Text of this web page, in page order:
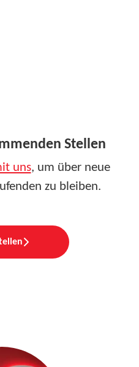
Stellen
uns, um über neue
zu bleiben.